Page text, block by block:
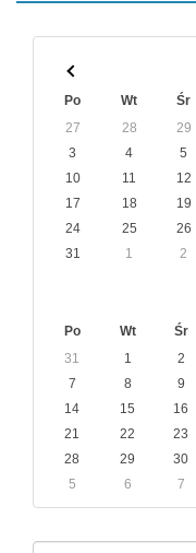
Po
Wt Śr
27
28 29
3
4 5
10
11 12
17
18 19
24
25 26
31
1 2
Po
Wt Śr
31
1 2
7
8 9
14
15 16
21
22 23
28
29 30
5
6 7